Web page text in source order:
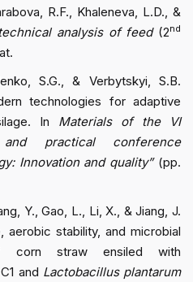
R.F., Khaleneva, L.D., &
analysis of feed(2nd
S.G., & Verbytskyi, S.B.
technologies for adaptive
In Materials of the VI
practical conference
Innovation and quality” (pp.
Y., Gao, L., Li, X., & Jiang, J.
aerobic stability, and microbial
corn straw ensiled with
and Lactobacillus plantarum